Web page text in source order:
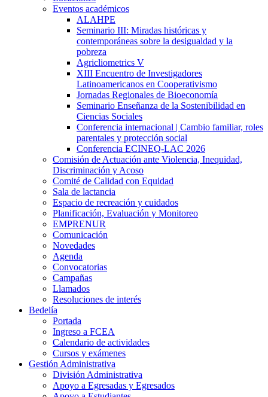
Eventos académicos
ALAHPE
Seminario III: Miradas históricas y
contemporáneas sobre la desigualdad y la
pobreza
Agricliometrics V
XIII Encuentro de Investigadores
Latinoamericanos en Cooperativismo
Jornadas Regionales de Bioeconomía
Seminario Enseñanza de la Sostenibilidad en
Ciencias Sociales
Conferencia internacional | Cambio familiar, roles
parentales y protección social
Conferencia ECINEQ-LAC 2026
Comisión de Actuación ante Violencia, Inequidad,
Discriminación y Acoso
Comité de Calidad con Equidad
Sala de lactancia
Espacio de recreación y cuidados
Planificación, Evaluación y Monitoreo
EMPRENUR
Comunicación
Novedades
Agenda
Convocatorias
Campañas
Llamados
Resoluciones de interés
Bedelía
Portada
Ingreso a FCEA
Calendario de actividades
Cursos y exámenes
Gestión Administrativa
División Administrativa
Apoyo a Egresadas y Egresados